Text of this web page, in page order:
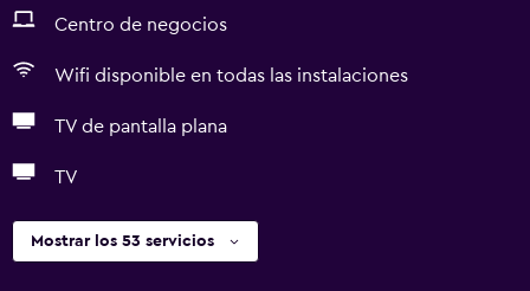
Centro de negocios
Wifi disponible en todas las instalaciones
TV de pantalla plana
TV
Mostrar los 53 servicios